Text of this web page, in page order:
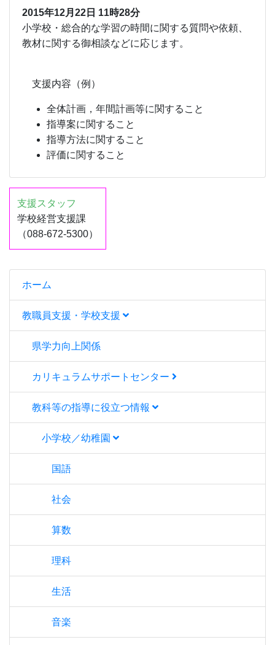
ホーム
教職員支援・学校支援
県学力向上関係
カリキュラムサポートセンター
教科等の指導に役立つ情報
小学校／幼稚園
国語
社会
算数
理科
生活
音楽
2015年12月22日 11時28分
小学校・総合的な学習の時間に関する質問や依頼、
教材に関する御相談などに応じます。
支援内容（例）
全体計画，年間計画等に関すること
指導案に関すること
指導方法に関すること
評価に関すること
支援スタッフ
学校経営支援課
（088-672-5300）